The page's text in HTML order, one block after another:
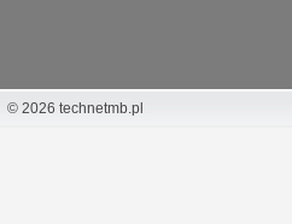
© 2026 technetmb.pl